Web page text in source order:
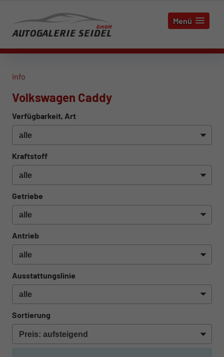
Menü
info
Volkswagen Caddy
Verfügbarkeit, Art
Kraftstoff
Getriebe
Antrieb
Ausstattungslinie
Sortierung